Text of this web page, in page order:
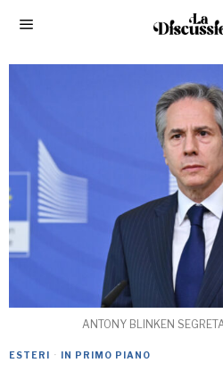
ANTONY BLINKEN
ESTERI · IN PRIMO PIANO